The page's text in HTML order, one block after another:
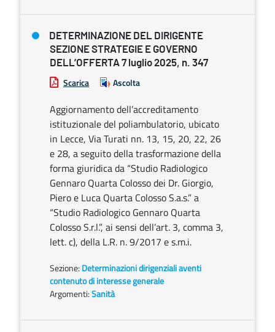
DETERMINAZIONE DEL DIRIGENTE
SEZIONE STRATEGIE E GOVERNO
DELL’OFFERTA 7 luglio 2025, n. 347
Scarica Ascolta
Aggiornamento dell’accreditamento
istituzionale del poliambulatorio, ubicato
in Lecce, Via Turati nn. 13, 15, 20, 22, 26
e 28, a seguito della trasformazione della
forma giuridica da “Studio Radiologico
Gennaro Quarta Colosso dei Dr. Giorgio,
Piero e Luca Quarta Colosso S.a.s.” a
“Studio Radiologico Gennaro Quarta
Colosso S.r.l.”, ai sensi dell’art. 3, comma 3,
lett. c), della L.R. n. 9/2017 e s.m.i.
Sezione: Determinazioni dirigenziali aventi
contenuto di interesse generale
Argomenti:Sanità